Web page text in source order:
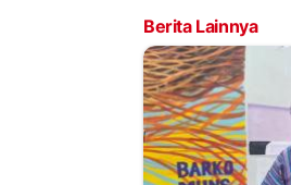
Berita Lainnya